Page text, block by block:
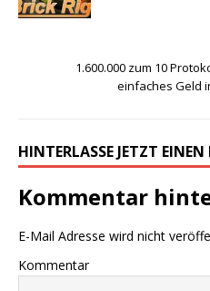
1.600.000 zum 10
einfaches Geld
HINTERLASSE JETZT
Kommentar
E-Mail Adresse wird nicht
Kommentar